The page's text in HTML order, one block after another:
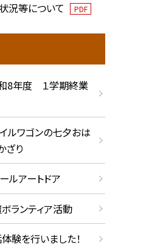
況等について
PDF
8年度 １学期終業
ルワゴンの七夕おは
ざり
ルアートドア
ランティア活動
験を行いました！